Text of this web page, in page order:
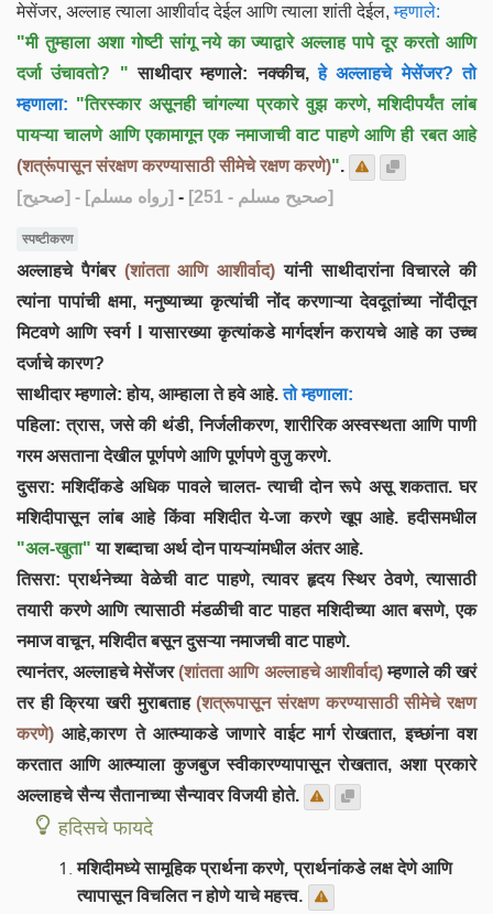
मेसेंजर, अल्लाह त्याला आशीर्वाद देईल आणि त्याला शांती देईल, म्हणाले:
"मी तुम्हाला अशा गोष्टी सांगू नये का ज्याद्वारे अल्लाह पापे दूर करतो आणि
दर्जा उंचावतो? " साथीदार म्हणाले: नक्कीच,हे अल्लाहचे मेसेंजर? तो
म्हणाला: "तिरस्कार असूनही चांगल्या प्रकारे वुझ करणे, मशिदीपर्यंत लांब
पायऱ्या चालणे आणि एकामागून एक नमाजाची वाट पाहणे आणि ही रबत आहे
(शत्रूंपासून संरक्षण करण्यासाठी सीमेचे रक्षण करणे)".
[صحيح]
- [رواه مسلم] - [صحيح مسلم - 251]
स्पष्टीकरण
अल्लाहचे पैगंबर (शांतता आणि आशीर्वाद) यांनी साथीदारांना विचारले की
त्यांना पापांची क्षमा, मनुष्याच्या कृत्यांची नोंद करणाऱ्या देवदूतांच्या नोंदीतून
मिटवणे आणि स्वर्ग I यासारख्या कृत्यांकडे मार्गदर्शन करायचे आहे का उच्च
दर्जाचे कारण?
साथीदार म्हणाले: होय, आम्हाला ते हवे आहे.तो म्हणाला:
पहिला: त्रास, जसे की थंडी, निर्जलीकरण, शारीरिक अस्वस्थता आणि पाणी
गरम असताना देखील पूर्णपणे आणि पूर्णपणे वुजु करणे.
दुसरा: मशिदींकडे अधिक पावले चालत- त्याची दोन रूपे असू शकतात. घर
मशिदीपासून लांब आहे किंवा मशिदीत ये-जा करणे खूप आहे. हदीसमधील
"अल-खुता" या शब्दाचा अर्थ दोन पायऱ्यांमधील अंतर आहे.
तिसरा: प्रार्थनेच्या वेळेची वाट पाहणे, त्यावर हृदय स्थिर ठेवणे, त्यासाठी
तयारी करणे आणि त्यासाठी मंडळीची वाट पाहत मशिदीच्या आत बसणे, एक
नमाज वाचून, मशिदीत बसून दुसऱ्या नमाजची वाट पाहणे.
त्यानंतर, अल्लाहचे मेसेंजर(शांतता आणि अल्लाहचे आशीर्वाद)म्हणाले की खरं
तर ही क्रिया खरी मुराबताह(शत्रूपासून संरक्षण करण्यासाठी सीमेचे रक्षण
करणे) आहे,कारण ते आत्म्याकडे जाणारे वाईट मार्ग रोखतात, इच्छांना वश
करतात आणि आत्म्याला कुजबुज स्वीकारण्यापासून रोखतात, अशा प्रकारे
अल्लाहचे सैन्य सैतानाच्या सैन्यावर विजयी होते.
हदिसचे फायदे
मशिदीमध्ये सामूहिक प्रार्थना करणे, प्रार्थनांकडे लक्ष देणे आणि
त्यापासून विचलित न होणे याचे महत्त्व.